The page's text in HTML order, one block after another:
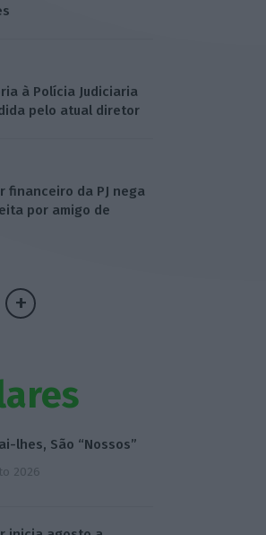
à Polícia Judiciaria
pelo atual diretor
financeiro da PJ nega
por amigo de
lhes, São “Nossos”
2026